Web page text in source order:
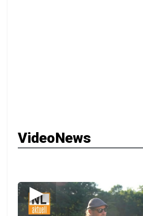
VideoNews
▶